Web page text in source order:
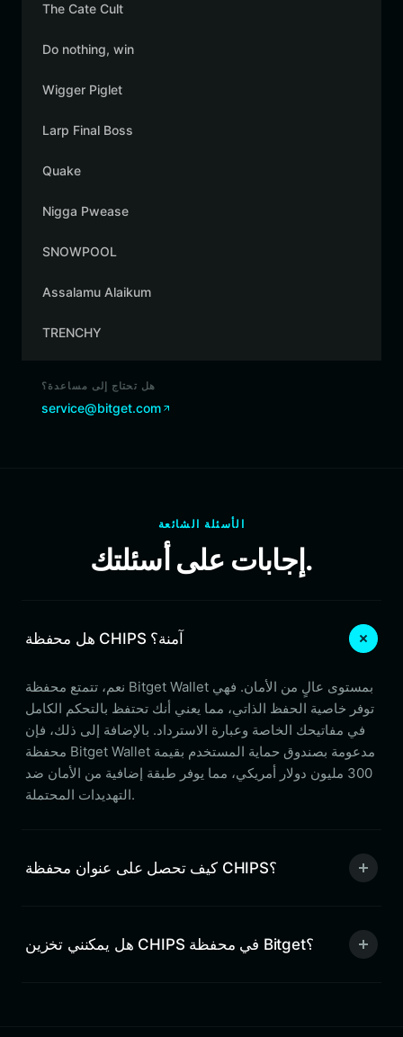
The Cate Cult
Do nothing, win
Wigger Piglet
Larp Final Boss
Quake
Nigga Pwease
SNOWPOOL
Assalamu Alaikum
TRENCHY
هل تحتاج إلى مساعدة؟
service@bitget.com
الأسئلة الشائعة
إجابات على أسئلتك.
هل محفظة CHIPS آمنة؟
نعم، تتمتع محفظة Bitget Wallet بمستوى عالٍ من الأمان. فهي
توفر خاصية الحفظ الذاتي، مما يعني أنك تحتفظ بالتحكم الكامل
في مفاتيحك الخاصة وعبارة الاسترداد. بالإضافة إلى ذلك، فإن
محفظة Bitget Wallet مدعومة بصندوق حماية المستخدم بقيمة
300 مليون دولار أمريكي، مما يوفر طبقة إضافية من الأمان ضد
التهديدات المحتملة.
كيف تحصل على عنوان محفظة CHIPS؟
هل يمكنني تخزين CHIPS في محفظة Bitget؟